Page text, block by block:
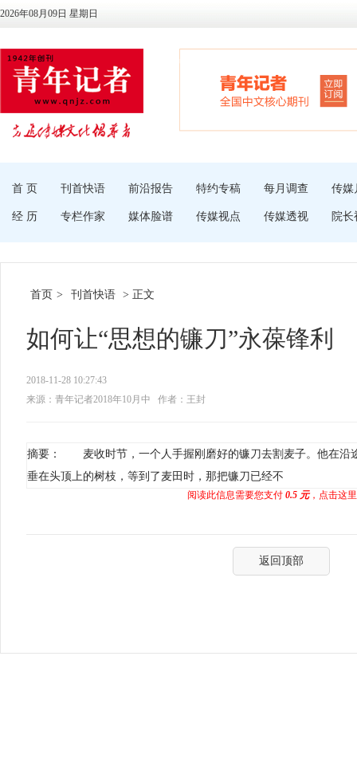
2026年08月09日 星期日
首 页 刊首快语 前沿报告 特约专稿 每月调查 传媒
经 历 专栏作家 媒体脸谱 传媒视点 传媒透视 院长
首页 > 刊首快语 > 正文
如何让“思想的镰刀”永葆锋利
2018-11-28 10:27:43
来源：青年记者2018年10月中
作者：王封
摘要： 麦收时节，一个人手握刚磨好的镰刀去割麦子。他在沿
垂在头顶上的树枝，等到了麦田时，那把镰刀已经不
阅读此信息需要您支付 0.5 元，点击这
返回顶部